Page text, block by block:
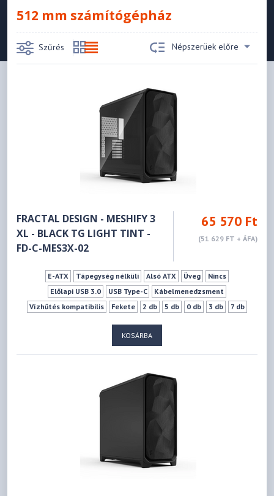
512 mm számítógépház
Szűrés Népszerüek előre
FRACTAL DESIGN - MESHIFY 3
XL - BLACK TG LIGHT TINT -
FD-C-MES3X-02
65 570 Ft
(51 629 FT + ÁFA)
E-ATX Tápegység nélküli Alsó ATX Üveg
Nincs
Előlapi USB 3.0
USB Type-C
Kábelmenedzsment
Vízhűtés kompatibilis
Fekete 2 db 5 db 0 db 3 db
7 db
KOSÁRBA